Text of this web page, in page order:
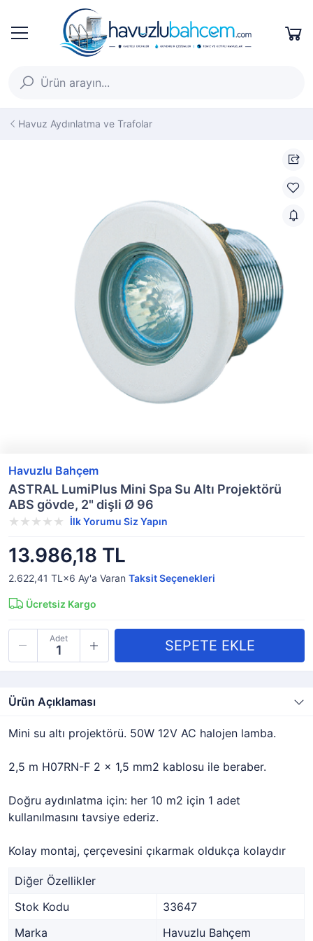
Havuz Aydınlatma ve Trafolar
Havuzlu Bahçem
ASTRAL LumiPlus Mini Spa Su Altı Projektörü
ABS gövde, 2" dişli Ø 96
İlk Yorumu Siz Yapın
13.986,18 TL
2.622,41 TL×6 Ay'a Varan Taksit Seçenekleri
Ücretsiz Kargo
Adet
Ürün Açıklaması
Mini su altı projektörü. 50W 12V AC halojen lamba.
2,5 m H07RN-F 2 x 1,5 mm2 kablosu ile beraber.
Doğru aydınlatma için: her 10 m2 için 1 adet
kullanılmasını tavsiye ederiz.
Kolay montaj, çerçevesini çıkarmak oldukça kolaydır
Diğer Özellikler
Stok Kodu
33647
Marka
Havuzlu Bahçem